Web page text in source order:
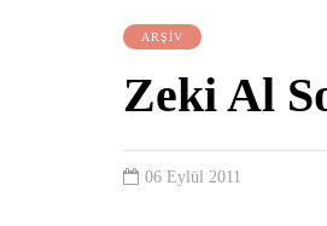
ARŞİV
Zeki Al
06 Eylül 2011